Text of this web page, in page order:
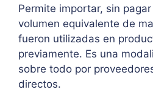
Permite importar, sin
volumen equivalente de
fueron utilizadas en
previamente. Es una
sobre todo por
directos.